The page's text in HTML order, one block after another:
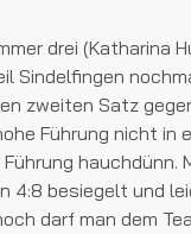
drei (Katharina
Sindelfingen
zweiten Satz
Führung nicht in
hauchdünn.
4:8 besiegelt und
darf man dem